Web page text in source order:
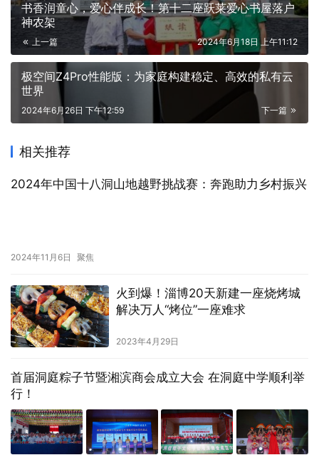
书香润童心，爱心伴成长！第十二座跃莱爱心书屋落户
神农架
上一篇 2024年6月18日 上午11:12
极空间Z4Pro性能版：为家庭构建稳定、高效的私有云
世界
下一篇
2024年6月26日 下午12:59
相关推荐
2024年中国十八洞山地越野挑战赛：奔跑助力乡村振兴
2024年11月6日 聚焦
火到爆！淄博20天新建一座烧烤城
解决万人“烤位”一座难求
2023年4月29日
首届洞庭粽子节暨湘滨商会成立大会 在洞庭中学顺利举
行！